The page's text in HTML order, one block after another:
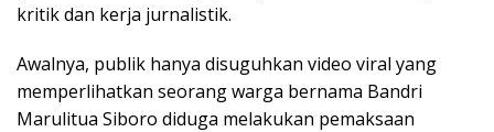
kritik dan kerja jurnalistik.
Awalnya, publik hanya disuguhkan video viral yang
memperlihatkan seorang warga bernama Bandri
Marulitua Siboro diduga melakukan pemaksaan